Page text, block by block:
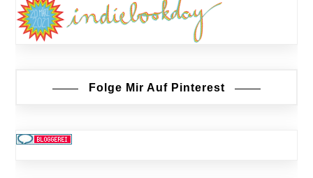
Folge Mir Auf Pinterest